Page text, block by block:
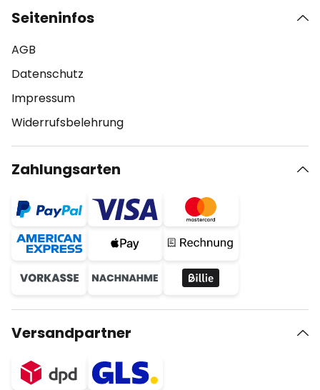
Seiteninfos
AGB
Datenschutz
Impressum
Widerrufsbelehrung
Zahlungsarten
Versandpartner